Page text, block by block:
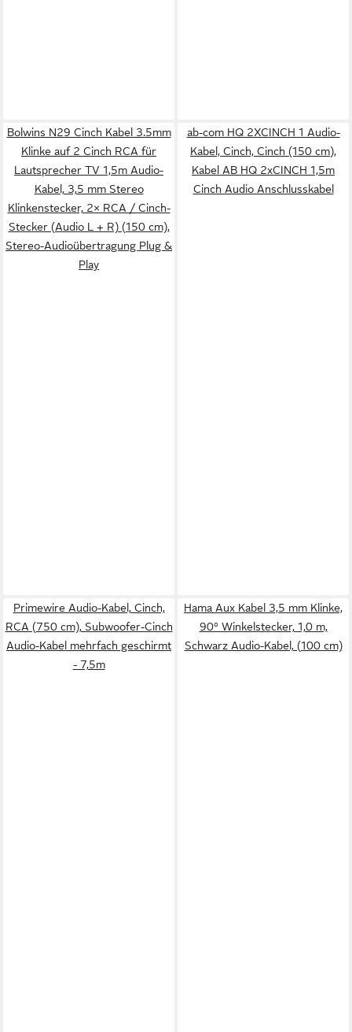
Bolwins N29 Cinch Kabel 3.5mm
Klinke auf 2 Cinch RCA für
Lautsprecher TV 1,5m Audio-
Kabel, 3,5 mm Stereo
Klinkenstecker, 2× RCA / Cinch-
Stecker (Audio L + R) (150 cm),
Stereo-Audioübertragung Plug &
Play
ab-com HQ 2XCINCH 1 Audio-
Kabel, Cinch, Cinch (150 cm),
Kabel AB HQ 2xCINCH 1,5m
Cinch Audio Anschlusskabel
Primewire Audio-Kabel, Cinch,
RCA (750 cm), Subwoofer-Cinch
Audio-Kabel mehrfach geschirmt
- 7,5m
Hama Aux Kabel 3,5 mm Klinke,
90° Winkelstecker, 1,0 m,
Schwarz Audio-Kabel, (100 cm)